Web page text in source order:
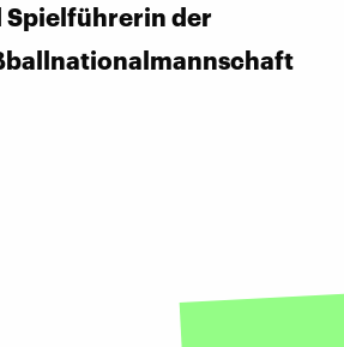
Spielführerin der